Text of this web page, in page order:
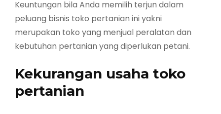
Keuntungan bila Anda memilih terjun dalam
peluang bisnis toko pertanian ini yakni
merupakan toko yang menjual peralatan dan
kebutuhan pertanian yang diperlukan petani.
Kekurangan usaha toko
pertanian